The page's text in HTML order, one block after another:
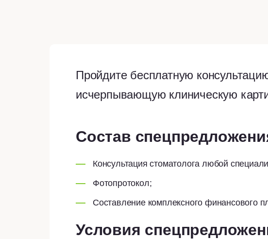
Пройдите бесплатную
исчерпывающую клиническую
Состав
Консультация стоматолога любой
Фотопротокол;
Составление комплексного финансового
Условия